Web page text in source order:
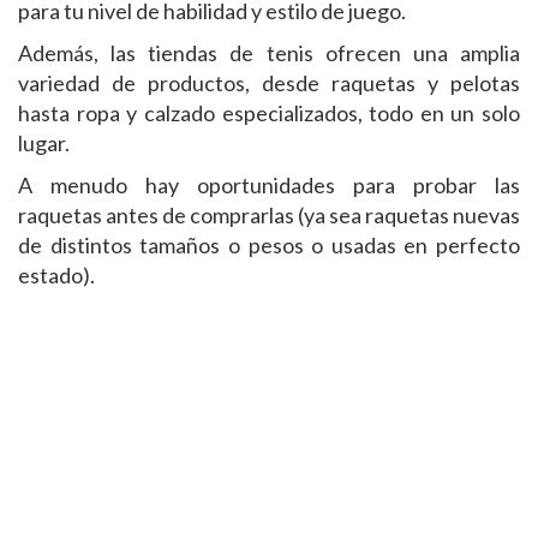
para tu nivel de habilidad y estilo de juego.
Además, las tiendas de tenis ofrecen una amplia
variedad de productos, desde raquetas y pelotas
hasta ropa y calzado especializados, todo en un solo
lugar.
A menudo hay oportunidades para probar las
raquetas antes de comprarlas (ya sea raquetas nuevas
de distintos tamaños o pesos o usadas en perfecto
estado).